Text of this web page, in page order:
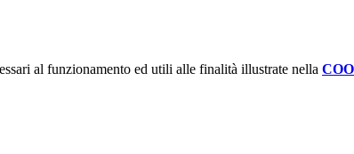
al funzionamento ed utili alle finalità illustrate nella